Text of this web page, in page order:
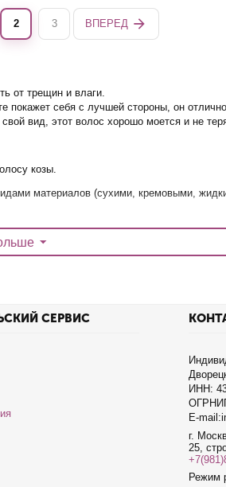
от трещин и влаги.
себя с лучшей стороны, он
вид, этот волос хорошо моется и не
козы.
материалов (сухими, кремовыми,
макияжа.
2 3 ВПЕРЕД
СЕРВИС
ИНН:
E-
г.
25,
Режим